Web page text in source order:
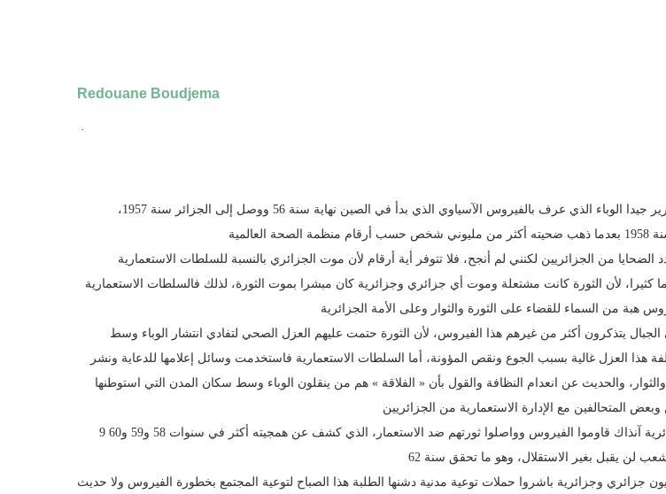
Redouane Boudjema
·
يتذكر جيل ثورة التحرير جيدا الوباء الذي عرف بالفيروس الآسياوي الذي بدأ في الصين نهاية سنة 56 ووصل إلى الجزائر سنة 1957،
من الجزائريين لكنني لم أنجح، فلا تتوفر أية أرقام لأن موت الجزائري بالنسبة للسلطات الاستعمارية
كثيرا، لأن الثورة كانت مشتعلة وموت أي جزائري وجزائرية كان مبشرا بموت الثورة، لذلك فالسلطات الاستعمارية
في الجبال يتذكرون أكثر من غيرهم هذا الفيروس، لأن الثورة حتمت عليهم العزل الصحي لتفادي انتشار الوباء وسط
هذا العزل غالية بسبب الجوع ونقص المؤونة، أما السلطات الاستعمارية فاستخدمت وسائل إعلامها للدعاية ونشر
والثوار، والحديث عن انعدام النظافة والقول بأن « الفلاقة » هم من ينقلون الوباء وسط سكان المدن التي استوطنها
9 ملايين جزائري وجزائرية آنذاك قاوموا الفيروس وواصلوا ثورتهم ضد الاستعمار، الذي كشف عن همجيته أكثر في سنوات 58 و59 و60
أكثر من 40 مليون جزائري وجزائرية باشروا حملات توعية مدنية دشنها الطلبة هذا الصباح لتوعية المجتمع بخطورة الفيروس ولا حديث